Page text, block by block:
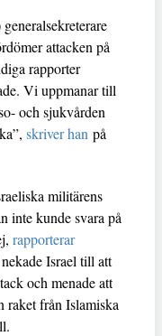
attacken på
rapporter
Vi uppmanar till
och sjukvården
skriver han på
militärens
inte kunde svara på
rapporterar
Israel till att
och menade att
raket från Islamiska